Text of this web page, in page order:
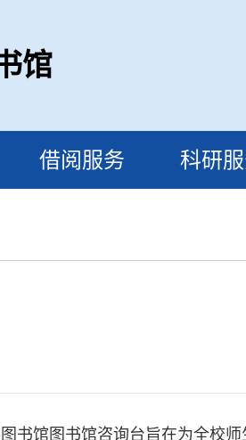
馆
借阅服务 科研
书馆图书馆咨询台旨在为全校